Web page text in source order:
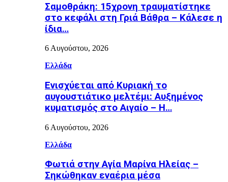
Σαμοθράκη: 15χρονη τραυματίστηκε
στο κεφάλι στη Γριά Βάθρα – Κάλεσε η
ίδια…
6 Αυγούστου, 2026
Ελλάδα
Ενισχύεται από Κυριακή το
αυγουστιάτικο μελτέμι: Αυξημένος
κυματισμός στο Αιγαίο – Η…
6 Αυγούστου, 2026
Ελλάδα
Φωτιά στην Aγία Μαρίνα Ηλείας –
Σηκώθηκαν εναέρια μέσα